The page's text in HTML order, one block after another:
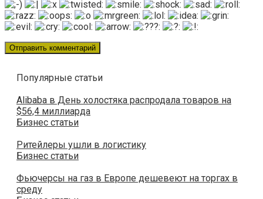
Популярные статьи
Alibaba в День холостяка распродала товаров на
$56,4 миллиарда
Бизнес статьи
Ритейлеры ушли в логистику
Бизнес статьи
Фьючерсы на газ в Европе дешевеют на торгах в
среду